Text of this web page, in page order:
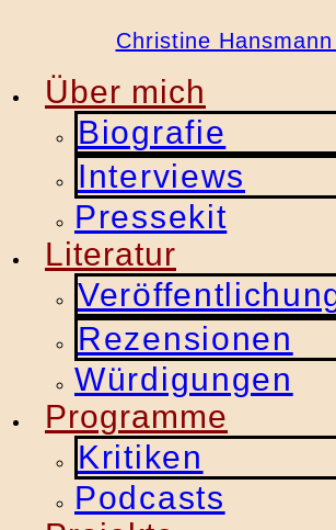
Christine
Über mich
Biografie
Interviews
Pressekit
Literatur
Rezensionen
Würdigungen
Programme
Kritiken
Podcasts